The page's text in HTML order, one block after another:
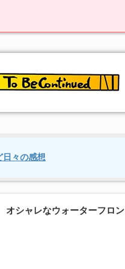
々の感想
シャレなウォーターフロン